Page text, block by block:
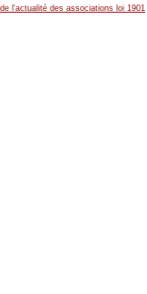
l'actualité des associations loi 1901